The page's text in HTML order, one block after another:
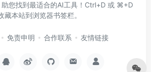
助您找到最适合的AI工具！Ctrl+D 或 ⌘+D
藏本站到浏览器书签栏。
免责申明 合作联系 友情链接